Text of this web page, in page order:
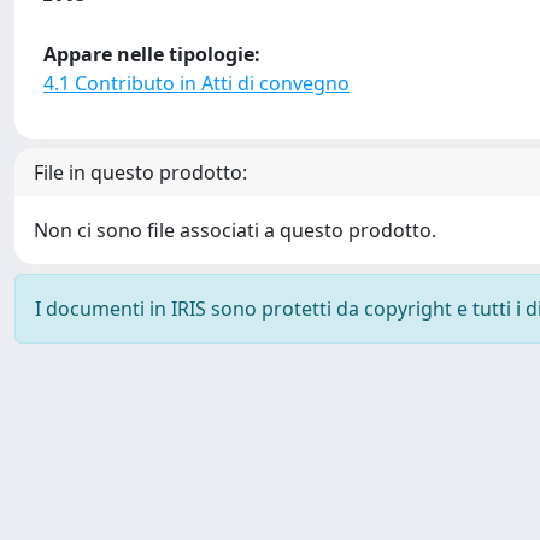
Appare nelle tipologie:
4.1 Contributo in Atti di convegno
File in questo prodotto:
Non ci sono file associati a questo prodotto.
I documenti in IRIS sono protetti da copyright e tutti i